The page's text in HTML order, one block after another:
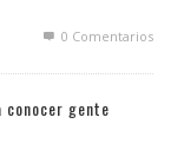
0 Comentarios
conocer gente